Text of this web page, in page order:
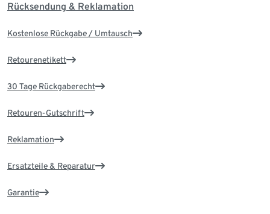
Rücksendung & Reklamation
Kostenlose Rückgabe / Umtausch
Retourenetikett
30 Tage Rückgaberecht
Retouren-Gutschrift
Reklamation
Ersatzteile & Reparatur
Garantie